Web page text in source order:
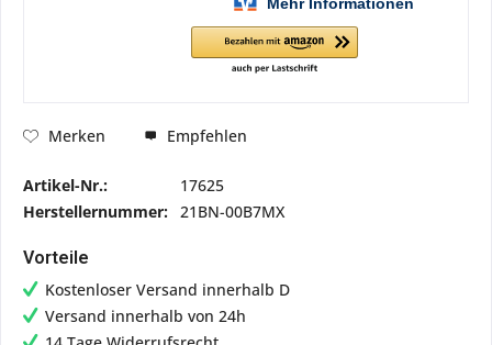
Merken Empfehlen
Artikel-Nr.:
17625
Herstellernummer:
21BN-00B7MX
Vorteile
Kostenloser Versand innerhalb D
Versand innerhalb von 24h